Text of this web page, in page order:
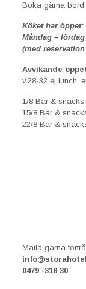
Boka gärna bord
Köket har öppet:
Måndag –
(med
Avvikande
v.28-32 ej lunch,
1/8 Bar &
15/8 Bar &
22/8 Bar &
Maila gärna
0479 -318 30